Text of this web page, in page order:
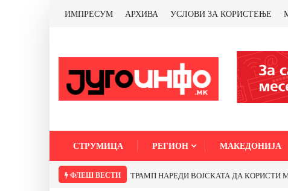
ИМПРЕСУМ АРХИВА УСЛОВИ ЗА КОРИСТЕЊЕ
СТРУМИЦА РЕГИОН МАКЕДОНИЈА
ФЛЕШ ВЕСТИ ТРАМП НАРЕДИ ВОЈСКАТА ДА КОРИСТИ